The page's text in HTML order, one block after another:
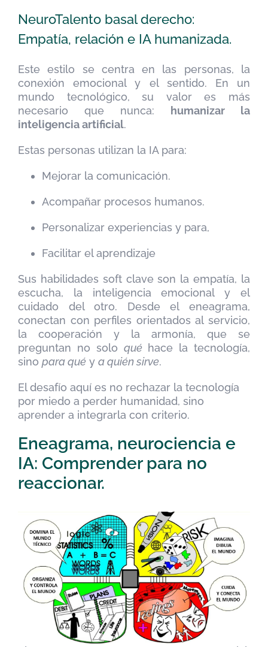
NeuroTalento basal derecho:
Empatía, relación e IA humanizada.
Este estilo se centra en las personas, la
conexión emocional y el sentido. En un
mundo tecnológico, su valor es más
necesario que nunca:
humanizar la
inteligencia artificial.
Estas personas utilizan la IA para:
Mejorar la comunicación.
Acompañar procesos humanos.
Personalizar experiencias y para,
Facilitar el aprendizaje
Sus habilidades soft clave son la empatía, la
escucha, la inteligencia emocional y el
cuidado del otro. Desde el eneagrama,
conectan con perfiles orientados al servicio,
la cooperación y la armonía, que se
preguntan no solo quéhace la tecnología,
sino para qué y a quién sirve.
El desafío aquí es no rechazar la tecnología
por miedo a perder humanidad, sino
aprender a integrarla con criterio.
Eneagrama, neurociencia e
IA: Comprender para no
reaccionar.